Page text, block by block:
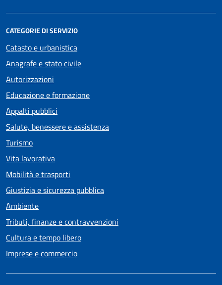
CATEGORIE DI SERVIZIO
Catasto e urbanistica
Anagrafe e stato civile
Autorizzazioni
Educazione e formazione
Appalti pubblici
Salute, benessere e assistenza
Turismo
Vita lavorativa
Mobilità e trasporti
Giustizia e sicurezza pubblica
Ambiente
Tributi, finanze e contravvenzioni
Cultura e tempo libero
Imprese e commercio